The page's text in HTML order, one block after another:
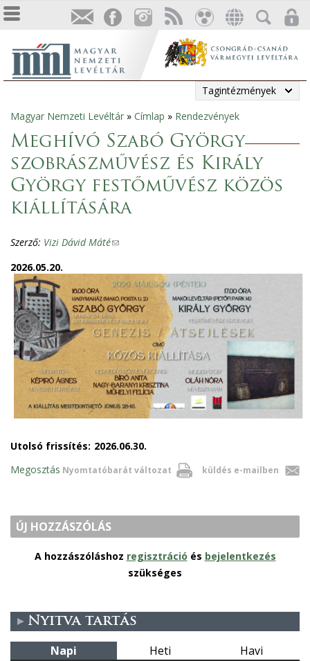
Tagintézmények
Jelenlegi
hely
Magyar Nemzeti Levéltár » Címlap » Rendezvények
Meghívó Szabó György
szobrászművész és Király
György festőművész közös
kiállítására
Szerző: Vizi Dávid Máté(
i
n
k
s
n
d
s
e
m
i
2026.05.20.
Utolsó frissítés: 2026.06.30.
Nyomtatóbarát változat küldés e-mailben
Megosztás
ÚJ HOZZÁSZÓLÁS
A hozzászóláshoz regisztráció és bejelentkezés
szükséges
Nyitva tartás
Napi Heti Havi